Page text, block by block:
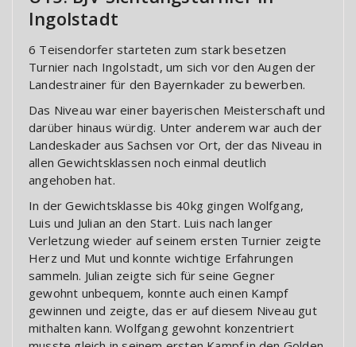
Ingolstadt
6 Teisendorfer starteten zum stark besetzen
Turnier nach Ingolstadt, um sich vor den Augen der
Landestrainer für den Bayernkader zu bewerben.
Das Niveau war einer bayerischen Meisterschaft und
darüber hinaus würdig. Unter anderem war auch der
Landeskader aus Sachsen vor Ort, der das Niveau in
allen Gewichtsklassen noch einmal deutlich
angehoben hat.
In der Gewichtsklasse bis 40kg gingen Wolfgang,
Luis und Julian an den Start. Luis nach langer
Verletzung wieder auf seinem ersten Turnier zeigte
Herz und Mut und konnte wichtige Erfahrungen
sammeln. Julian zeigte sich für seine Gegner
gewohnt unbequem, konnte auch einen Kampf
gewinnen und zeigte, das er auf diesem Niveau gut
mithalten kann. Wolfgang gewohnt konzentriert